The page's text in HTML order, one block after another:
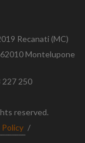
Recanati (MC)
Montelupone
227 250
reserved.
Policy /